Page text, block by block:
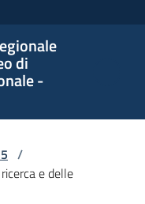
di
-
/
e delle